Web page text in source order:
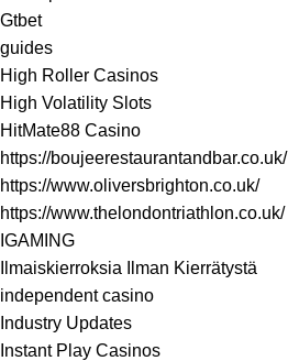
Gtbet
guides
High Roller Casinos
High Volatility Slots
HitMate88 Casino
https://boujeerestaurantandbar.co.uk/
https://www.oliversbrighton.co.uk/
https://www.thelondontriathlon.co.uk/
IGAMING
Ilmaiskierroksia Ilman Kierrätystä
independent casino
Industry Updates
Instant Play Casinos